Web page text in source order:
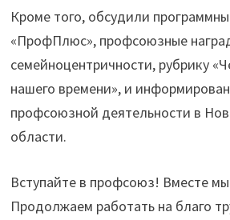
Кроме того, обсудили
«ПрофПлюс», профсоюзные
семейноцентричности, рубрику
нашего времени», и
профсоюзной деятельности в
области.
Вступайте в профсоюз! Вместе
Продолжаем работать на благо